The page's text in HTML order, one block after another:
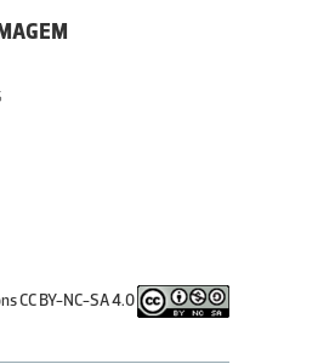
CC BY-NC-SA 4.0